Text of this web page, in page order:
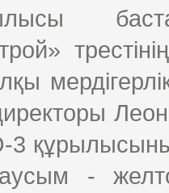
құрылысының
-